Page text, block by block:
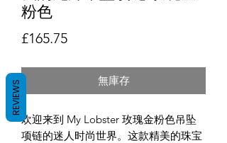
粉色
£165.75價格
無庫存
欢迎来到 My Lobster 玫瑰金粉色吊坠
项链的迷人时尚世界。这款精美的珠宝
REVIEWS